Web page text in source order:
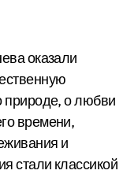
оказали
природе, о любви
времени,
и
стали классикой